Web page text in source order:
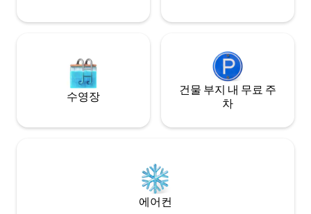
수영장
건물 부지 내 무료 주
차
에어컨